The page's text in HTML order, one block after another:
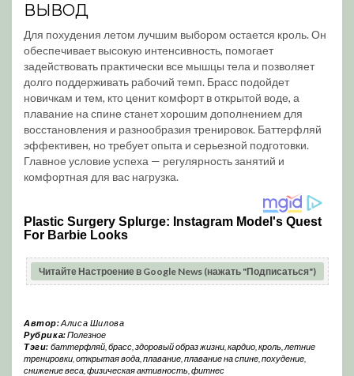
ВЫВОД
Для похудения летом лучшим выбором остается кроль. Он
обеспечивает высокую интенсивность, помогает
задействовать практически все мышцы тела и позволяет
долго поддерживать рабочий темп. Брасс подойдет
новичкам и тем, кто ценит комфорт в открытой воде, а
плавание на спине станет хорошим дополнением для
восстановления и разнообразия тренировок. Баттерфляй
эффективен, но требует опыта и серьезной подготовки.
Главное условие успеха — регулярность занятий и
комфортная для вас нагрузка.
Читайте Настроение в Google News (нажать "Подписаться")
Автор:Алиса Шилова
Рубрика:Полезное
Тэги: баттерфляй, брасс, здоровый образ жизни, кардио, кроль летние
тренировки открытая вода плавание плавание на спине похудение
снижение веса физическая активность фитнес